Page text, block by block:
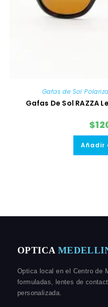
Gafas de Sol
Gafas De Sol RAZZA
$
Añadir
OPTICA
Optica local en el Centro de
formuladas, lentes de
personalizada.